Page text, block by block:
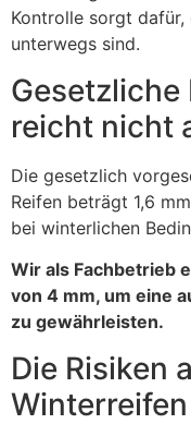
Kontrolle sorgt dafür,
unterwegs sind.
reicht nicht
Die gesetzlich
Reifen beträgt 1,6
bei winterlichen
Wir als Fachbetrieb
von 4 mm, um eine
zu gewährleisten.
Die Risiken
Winterreifen